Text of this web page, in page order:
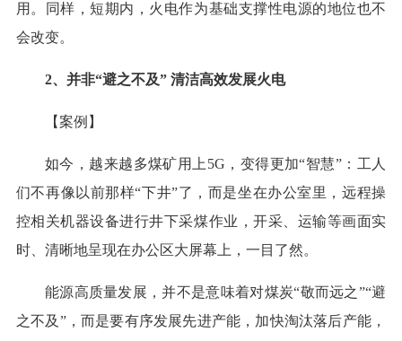
用。同样，短期内，火电作为基础支撑性电源的地位也不
会改变。
2、并非“避之不及” 清洁高效发展火电
【案例】
如今，越来越多煤矿用上5G，变得更加“智慧”：工人
们不再像以前那样“下井”了，而是坐在办公室里，远程操
控相关机器设备进行井下采煤作业，开采、运输等画面实
时、清晰地呈现在办公区大屏幕上，一目了然。
能源高质量发展，并不是意味着对煤炭“敬而远之”“避
之不及”，而是要有序发展先进产能，加快淘汰落后产能，